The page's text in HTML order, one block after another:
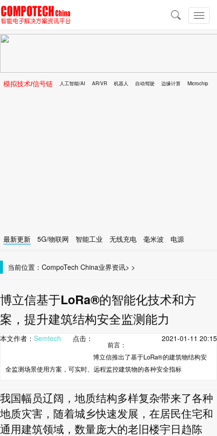
切
换
导
导
航
模拟技术/信号链 人工智能/AI AR/VR 机器人 自动驾驶 边缘计算 Microchip
最新更新 5G/物联网 智能工业 无线充电 毫米波
电源
当前位置： CompoTech China >
业界资讯 >
博立信基于LoRa®的智能化技术和方
案，提升建筑结构安全监测能力
本文作者： Semtech 点击： 2021-01-11 20:15
前言：
博立信推出了基于LoRa®的建筑物结构安
全监测场景使用方案，可实时、远程监控建筑物的各种安全指标
我国幅员辽阔，地质结构多样复杂带来了各种
地质灾害，随着城乡快速发展，在居民住宅和
通用建筑领域，数量庞大的老旧楼宇日趋陈